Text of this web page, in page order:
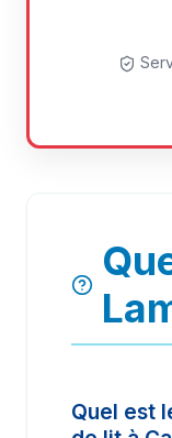
Quel est